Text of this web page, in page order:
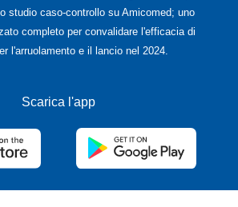
studio caso-controllo su Amicomed; uno
completo per convalidare l'efficacia di
l'arruolamento e il lancio nel 2024.
Scarica l'app